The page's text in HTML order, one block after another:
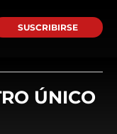
SUSCRIBIRSE
ÚNICO